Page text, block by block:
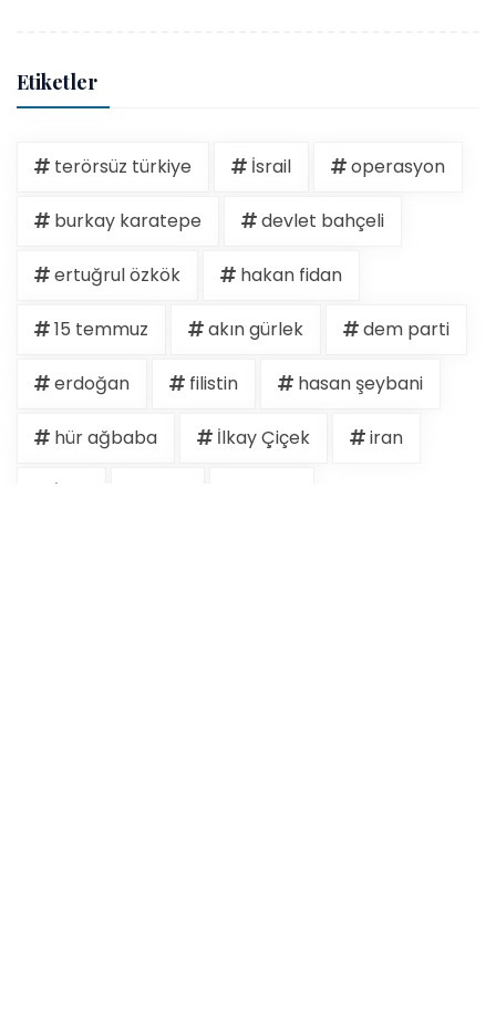
Etiketler
terörsüz türkiye İsrail operasyon
burkay karatepe devlet bahçeli
ertuğrul özkök hakan fidan
15 temmuz akın gürlek dem parti
erdoğan filistin hasan şeybani
hür ağbaba İlkay Çiçek iran
İran